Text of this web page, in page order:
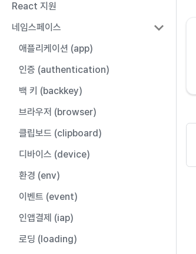
React 지원
네임스페이스
애플리케이션 (app)
인증 (authentication)
백 키 (backkey)
브라우저 (browser)
클립보드 (clipboard)
디바이스 (device)
환경 (env)
이벤트 (event)
인앱결제 (iap)
로딩 (loading)